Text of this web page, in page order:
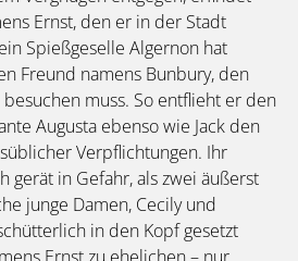
Ernst, den er in der Stadt
Spießgeselle Algernon hat
Freund namens Bunbury, den
muss. So entflieht er den
Augusta ebenso wie Jack den
Verpflichtungen. Ihr
gerät in Gefahr, als zwei äußerst
junge Damen, Cecily und
in den Kopf gesetzt
Ernst zu ehelichen – nur